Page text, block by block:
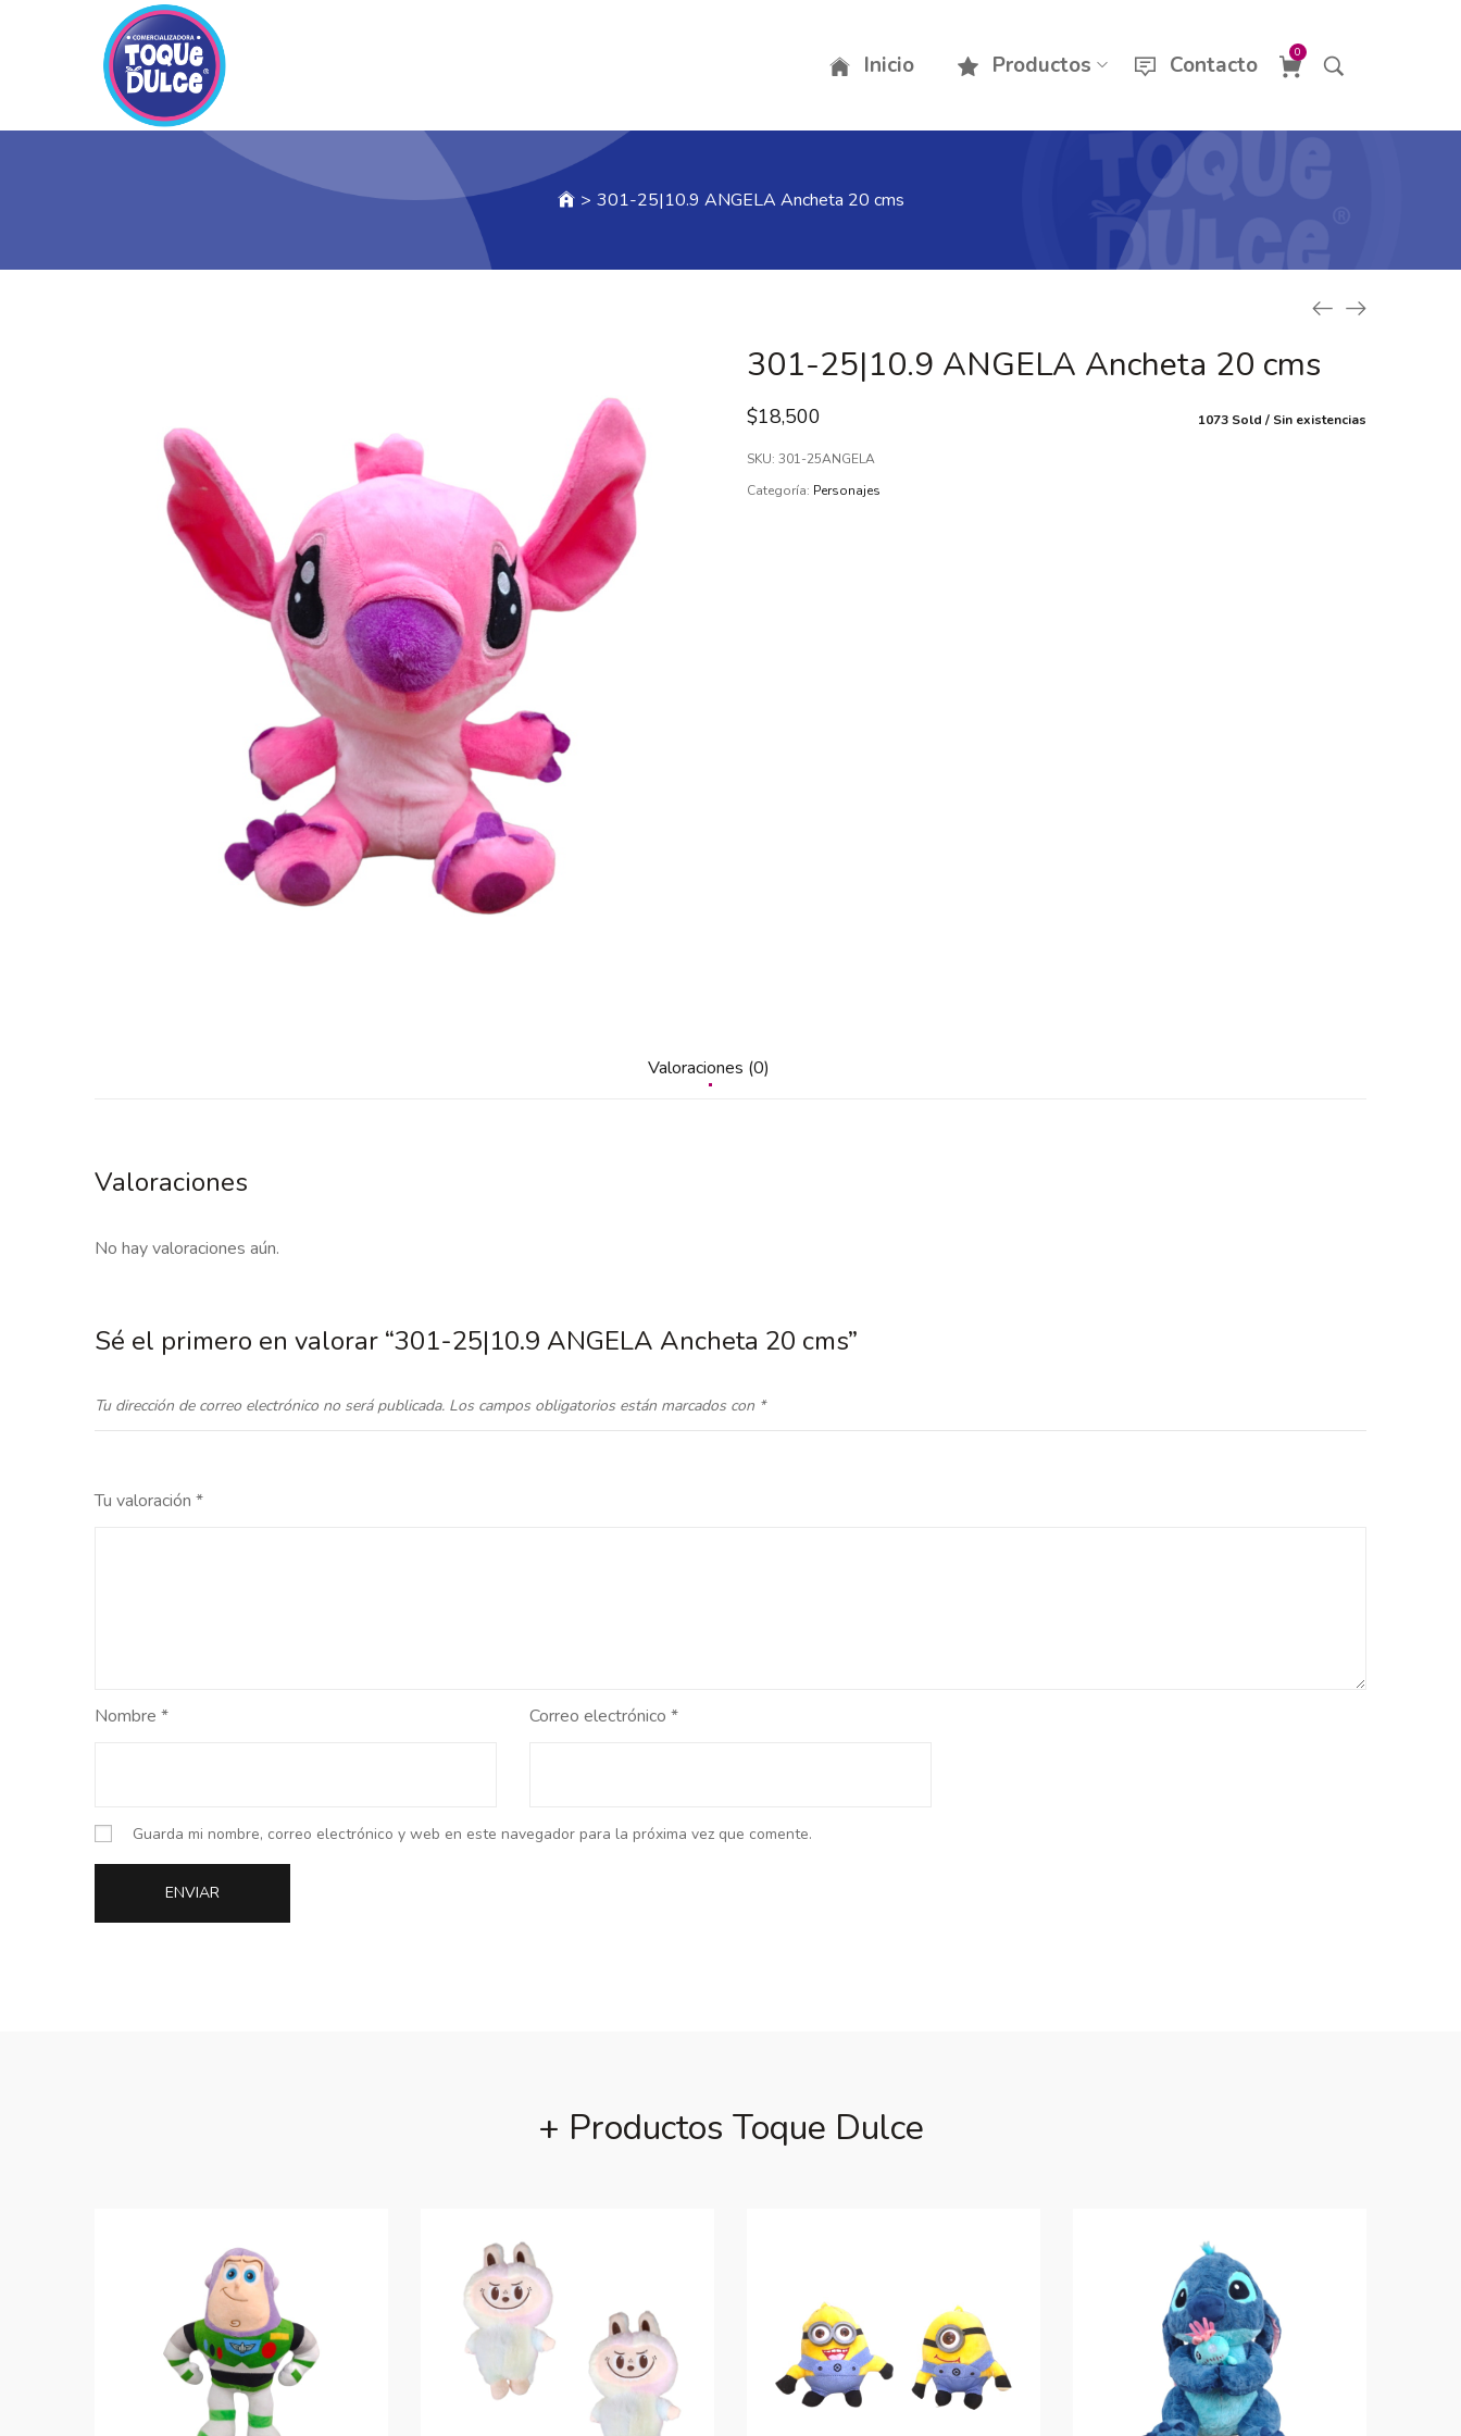
Inicio Productos Contacto 0
> 301-25|10.9 ANGELA Ancheta 20 cms
301-25|10.9 ANGELA Ancheta 20 cms
1073 Sold Sin existencias
$18,500
SKU: 301-25ANGELA
Categoría: Personajes
Valoraciones (0)
Valoraciones
No hay valoraciones aún.
Sé el primero en valorar “301-25|10.9 ANGELA Ancheta 20 cms”
Tu dirección de correo electrónico no será publicada. Los campos obligatorios están marcados con *
Tu valoración *
Nombre * Correo electrónico *
Guarda mi nombre, correo electrónico y web en este navegador para la próxima vez que comente.
+ Productos Toque Dulce